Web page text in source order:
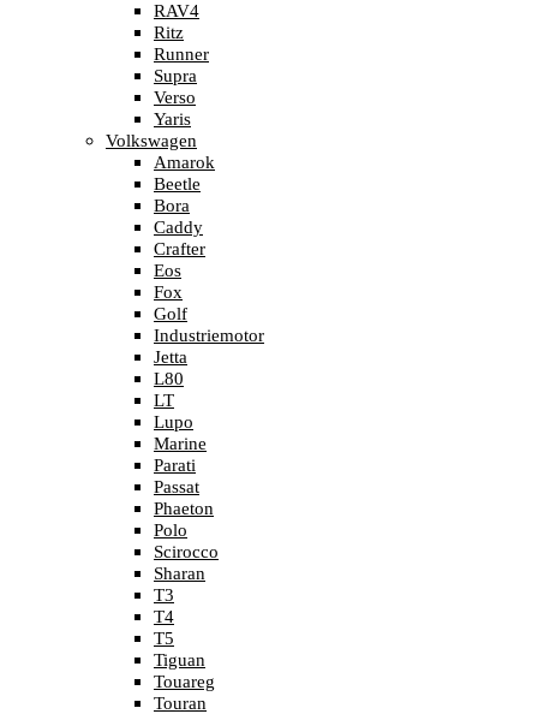
RAV4
Ritz
Runner
Supra
Verso
Yaris
Volkswagen
Amarok
Beetle
Bora
Caddy
Crafter
Eos
Fox
Golf
Industriemotor
Jetta
L80
LT
Lupo
Marine
Parati
Passat
Phaeton
Polo
Scirocco
Sharan
T3
T4
T5
Tiguan
Touareg
Touran